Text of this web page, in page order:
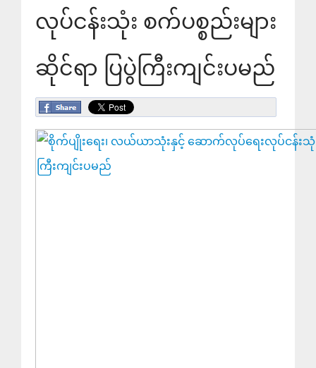
လုပ်ငန်းသုံး စက်ပစ္စည်းများ
ဆိုင်ရာ ပြပွဲကြီးကျင်းပမည်